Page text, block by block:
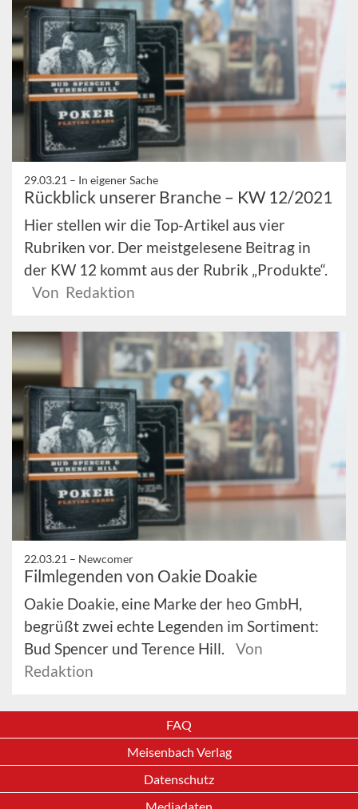
29.03.21 – In eigener Sache
Rückblick unserer Branche – KW 12/2021
Hier stellen wir die Top-Artikel aus vier
Rubriken vor. Der meistgelesene Beitrag in
der KW 12 kommt aus der Rubrik „Produkte“.
Von Redaktion
22.03.21 – Newcomer
Filmlegenden von Oakie Doakie
Oakie Doakie, eine Marke der heo GmbH,
begrüßt zwei echte Legenden im Sortiment:
Bud Spencer und Terence Hill.
Von
Redaktion
FAQ
Meisenbach Verlag
Datenschutz